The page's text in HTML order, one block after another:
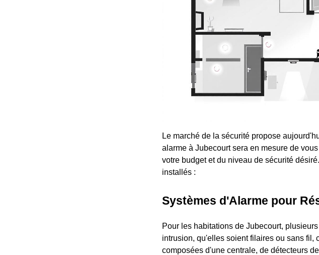
Le marché de la sécurité propose
alarme à Jubecourt sera en mesure de
votre budget et du niveau de sécurité
installés :
Systèmes d'Alarme pour
Pour les habitations de Jubecourt,
intrusion, qu'elles soient filaires ou sans fil,
composées d'une centrale, de détecteurs